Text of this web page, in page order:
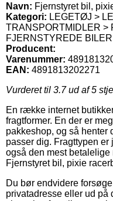
Navn: Fjernstyret bil,
Kategori: LEGETØJ >
TRANSPORTMIDLER
FJERNSTYREDE BILER
Producent:
Varenummer:
EAN: 4891813202271
Vurderet til 3.7ud af 5
En række internet
fragtformer. En der er
pakkeshop, og så henter
passer dig. Fragttypen
også den mest
Fjernstyret bil, pixie
Du bør endvidere
privatadresse eller ud på